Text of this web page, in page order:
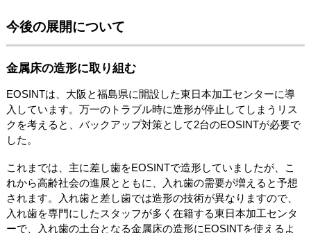
今後の展開について
金属床の造形に取り組む
EOSINTは、大阪と福島県に開設した東日本加工センターに導
入しています。万一のトラブル時に造形が停止してしまうリス
クを考えると、バックアップ対策として2台のEOSINTが必要で
した。
これまでは、主に差し歯をEOSINTで造形していましたが、こ
れから高齢社会の進展とともに、入れ歯の需要が増えると予想
されます。入れ歯と差し歯では造形の技術が異なりますので、
入れ歯を専門にしたスタッフが多く在籍する東日本加工センタ
ーで、入れ歯の土台となる金属床の造形にEOSINTを使えるよ